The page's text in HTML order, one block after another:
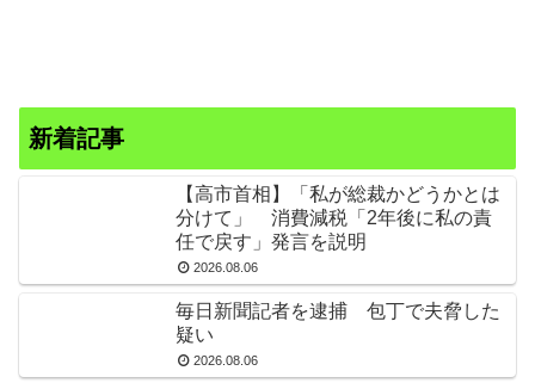
新着記事
【高市首相】「私が総裁かどうかとは
分けて」 消費減税「2年後に私の責
任で戻す」発言を説明
2026.08.06
毎日新聞記者を逮捕 包丁で夫脅した
疑い
2026.08.06